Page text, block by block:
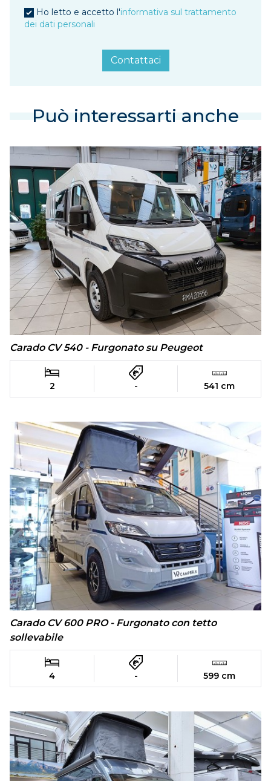
Ho letto e accetto l'informativa sul trattamento
dei dati personali
Contattaci
Può interessarti anche
Carado CV 540 - Furgonato su Peugeot
2 - 541 cm
Carado CV 600 PRO - Furgonato con tetto
sollevabile
4 - 599 cm